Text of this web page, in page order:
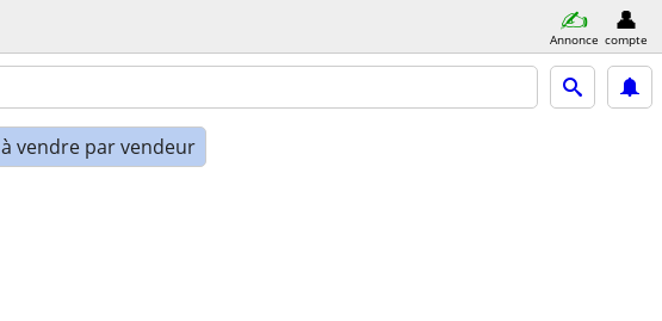
Annonce compte
à vendre par vendeur